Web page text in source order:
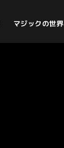
マジックの世界